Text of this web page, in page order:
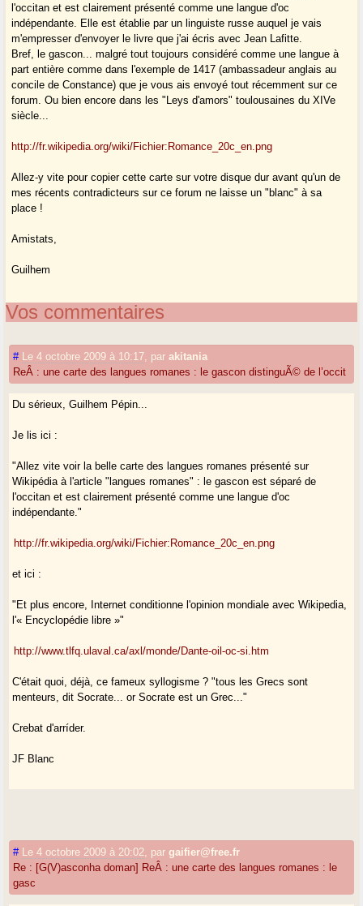
l'occitan et est clairement présenté comme une langue d'oc
indépendante. Elle est établie par un linguiste russe auquel je vais
m'empresser d'envoyer le livre que j'ai écris avec Jean Lafitte.
Bref, le gascon... malgré tout toujours considéré comme une langue à
part entière comme dans l'exemple de 1417 (ambassadeur anglais au
concile de Constance) que je vous ais envoyé tout récemment sur ce
forum. Ou bien encore dans les "Leys d'amors" toulousaines du XIVe
siècle...
http://fr.wikipedia.org/wiki/Fichier:Romance_20c_en.png
Allez-y vite pour copier cette carte sur votre disque dur avant qu'un de
mes récents contradicteurs sur ce forum ne laisse un "blanc" à sa
place !
Amistats,
Guilhem
Vos commentaires
# Le 4 octobre 2009 à 10:17 parakitania
ReÂ : une carte des langues romanes : le gascon distinguÃ© de l’occit
Du sérieux, Guilhem Pépin...
Je lis ici :
"Allez vite voir la belle carte des langues romanes présenté sur
Wikipédia à l'article "langues romanes" : le gascon est séparé de
l'occitan et est clairement présenté comme une langue d'oc
indépendante."
http://fr.wikipedia.org/wiki/Fichier:Romance_20c_en.png
et ici :
"Et plus encore, Internet conditionne l'opinion mondiale avec Wikipedia,
l'« Encyclopédie libre »"
http://www.tlfq.ulaval.ca/axl/monde/Dante-oil-oc-si.htm
C'était quoi, déjà, ce fameux syllogisme ? "tous les Grecs sont
menteurs, dit Socrate... or Socrate est un Grec..."
Crebat d'arríder.
JF Blanc
# Le 4 octobre 2009 à 20:02 pargaifier@free.fr
Re : [G(V)asconha doman] ReÂ : une carte des langues romanes : le
gasc